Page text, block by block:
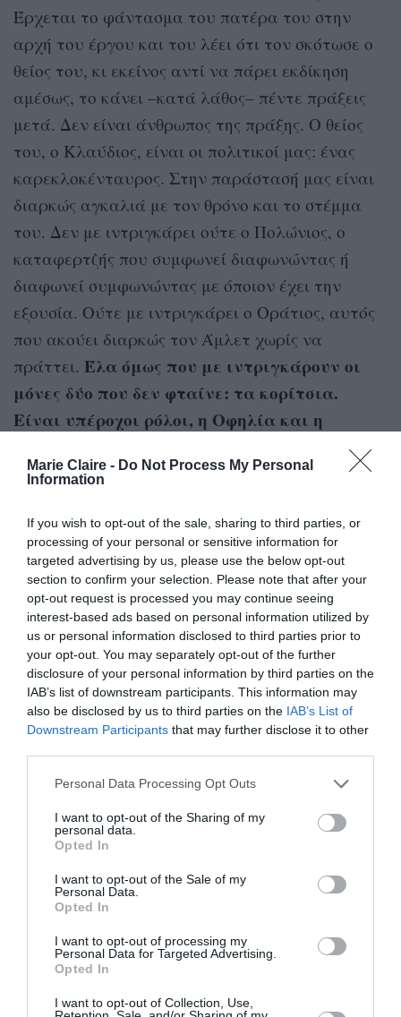
Marie Claire - Do Not Process My Personal
Information
If you wish to opt-out of the sale, sharing to third parties, or
processing of your personal or sensitive information for
targeted advertising by us, please use the below opt-out
section to confirm your selection. Please note that after your
opt-out request is processed you may continue seeing
interest-based ads based on personal information utilized by
us or personal information disclosed to third parties prior to
your opt-out. You may separately opt-out of the further
disclosure of your personal information by third parties on the
IAB’s list of downstream participants. This information may
also be disclosed by us to third parties on the IAB’s List of
Downstream Participants that may further disclose it to other
Personal Data Processing Opt Outs
I want to opt-out of the Sharing of my
personal data.
Opted In
I want to opt-out of the Sale of my
Personal Data.
Opted In
I want to opt-out of processing my
Personal Data for Targeted Advertising.
Opted In
I want to opt-out of Collection, Use,
Έρχεται το φάντασμα του πατέρα του στην
αρχή του έργου και του λέει ότι τον σκότωσε ο
θείος του, κι εκείνος αντί να πάρει εκδίκηση
αμέσως, το κάνει –κατά λάθος– πέντε πράξεις
μετά. Δεν είναι άνθρωπος της πράξης. Ο θείος
του, ο Κλαύδιος, είναι οι πολιτικοί μας: ένας
καρεκλοκένταυρος. Στην παράστασή μας είναι
διαρκώς αγκαλιά με τον θρόνο και το στέμμα
του. Δεν με ιντριγκάρει ούτε ο Πολώνιος, ο
καταφερτζής που συμφωνεί διαφωνώντας ή
διαφωνεί συμφωνώντας με όποιον έχει την
εξουσία. Ούτε με ιντριγκάρει ο Οράτιος, αυτός
που ακούει διαρκώς τον Άμλετ χωρίς να
πράττει. Έλα όμως που με ιντριγκάρουν οι
μόνες δύο που δεν φταίνε: τα κορίτσια.
Είναι υπέροχοι ρόλοι, η Οφηλία και η
. Λένε πως η Οφηλία είναι αδύναμος
ρόλος, αλλά έχει μια φοβερή διαδρομή προς την
είναι μια γυναίκα που ερωτεύεται. Τη
Γερτρούδη που φτιάξαμε εμείς θα μπορούσε να
τη συναντήσει μια γυναίκα του σήμερα και να
μιλήσει μαζί της, παρότι ζει το 1605, γιατί έχει
ακριβώς τις ίδιες αναρωτήσεις για το πού έχει
φτάσει πια στη ζωή της και σε ποια ηλικία.
Απαντώντας –όχι πολύ λακωνικά, είναι η
αλήθεια– στην ερώτησή σου, οι γυναικείοι ρόλοι
είναι αυτοί που με κάνουν κάθε βράδυ να